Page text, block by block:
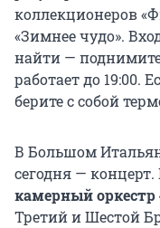
коллекционеров
«Зимнее чудо».
найти —
работает до 19:00.
берите с собой
В Большом
сегодня —
камерный оркестр
Третий и Шестой